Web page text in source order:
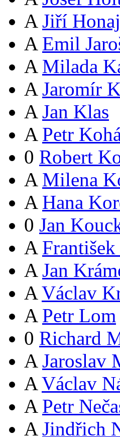
A Jiří
A Emil
A Milada
A Jaromír
A Jan Klas
A Petr
0 Robert
A Milena
A Hana
0 Jan
A
A Jan
A Václav
A Petr Lom
0 Richard
A Jaroslav
A Václav
A Petr
A Jindřich